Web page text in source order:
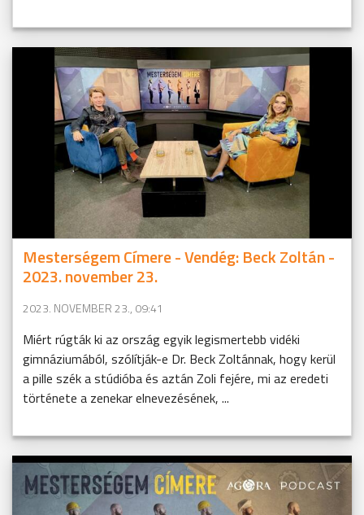
Mesterségem Címere - Vendég: Beck Zoltán -
2023. november 23.
2023. NOVEMBER 23., 09:41
Miért rúgták ki az ország egyik legismertebb vidéki
gimnáziumából, szólítják-e Dr. Beck Zoltánnak, hogy kerül
a pille szék a stúdióba és aztán Zoli fejére, mi az eredeti
története a zenekar elnevezésének, ...